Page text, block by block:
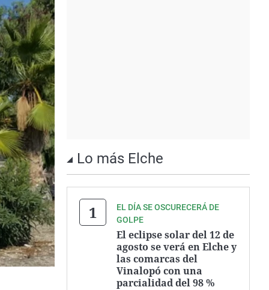
Lo más Elche
EL DÍA SE OSCURECERÁ DE
GOLPE
El eclipse solar del 12 de
agosto se verá en Elche y
las comarcas del
Vinalopó con una
parcialidad del 98 %